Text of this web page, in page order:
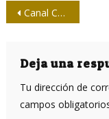
entradas
Canal Caribe podrá ser visto por la señal estándar
Deja una
Tu dirección de
campos